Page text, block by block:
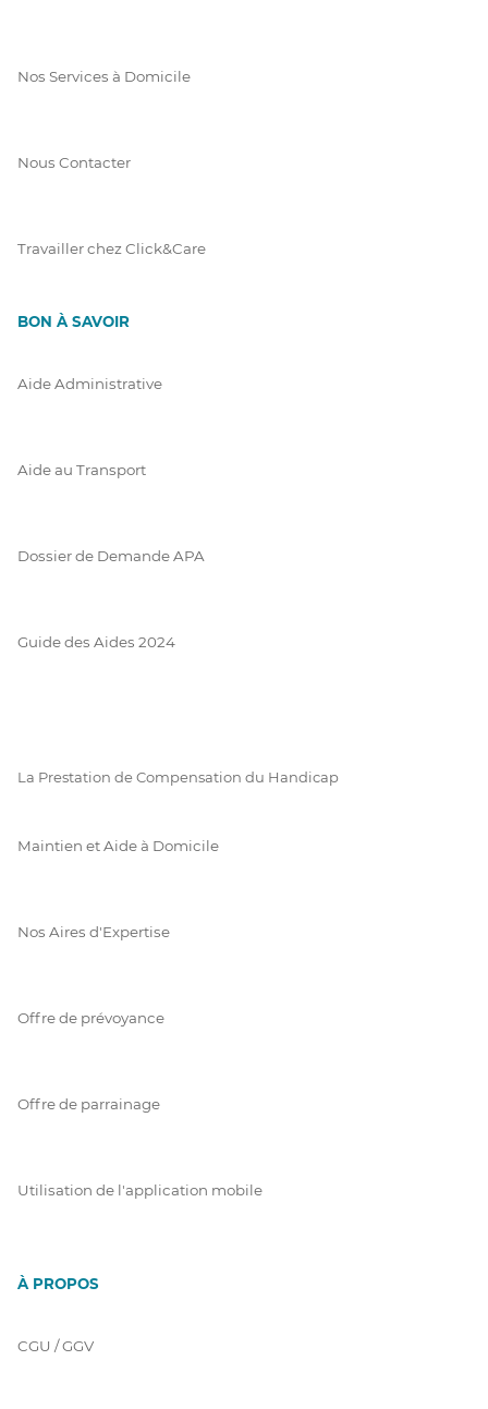
Nos Services à Domicile
Nous Contacter
Travailler chez Click&Care
BON À SAVOIR
Aide Administrative
Aide au Transport
Dossier de Demande APA
Guide des Aides 2024
La Prestation de Compensation du Handicap
Maintien et Aide à Domicile
Nos Aires d'Expertise
Offre de prévoyance
Offre de parrainage
Utilisation de l'application mobile
À PROPOS
CGU / GGV